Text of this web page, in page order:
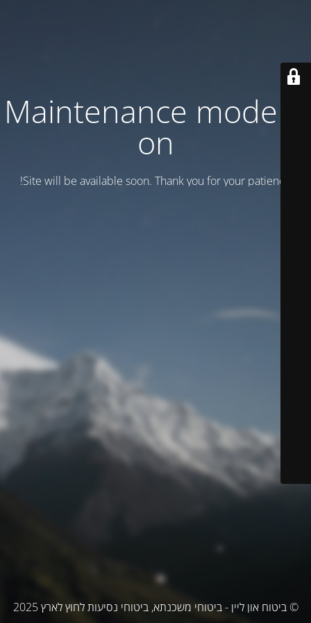
Maintenance mode is
on
Site will be available soon. Thank you for your patience!
© ביטוח און ליין - ביטוחי משכנתא, ביטוחי נסיעות לחוץ לארץ 2025